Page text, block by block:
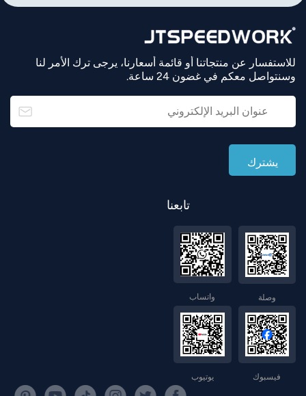
للاستفسار عن منتجاتنا أو قائمة أسعارنا، يرجى ترك الأمر لنا
وسنتواصل معكم في غضون 24 ساعة.
تابعنا
واتساب وصلة
يوتيوب فيسبوك